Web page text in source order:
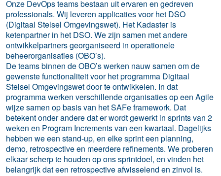
Onze DevOps teams bestaan uit ervaren en gedreven
professionals. Wij leveren applicaties voor het DSO
(Digitaal Stelsel Omgevingswet). Het Kadaster is
ketenpartner in het DSO. We zijn samen met andere
ontwikkelpartners georganiseerd in operationele
beheerorganisaties (OBO’s).
De teams binnen de OBO’s werken nauw samen om de
gewenste functionaliteit voor het programma Digitaal
Stelsel Omgevingswet door te ontwikkelen. In dat
programma werken verschillende organisaties op een Agile
wijze samen op basis van het SAFe framework. Dat
betekent onder andere dat er wordt gewerkt in sprints van 2
weken en Program Increments van een kwartaal. Dagelijks
hebben we een stand-up, en elke sprint een planning,
demo, retrospective en meerdere refinements. We proberen
elkaar scherp te houden op ons sprintdoel, en vinden het
belangrijk dat een retrospective afwisselend en zinvol is.